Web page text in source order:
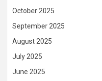
October 2025
September 2025
August 2025
July 2025
June 2025